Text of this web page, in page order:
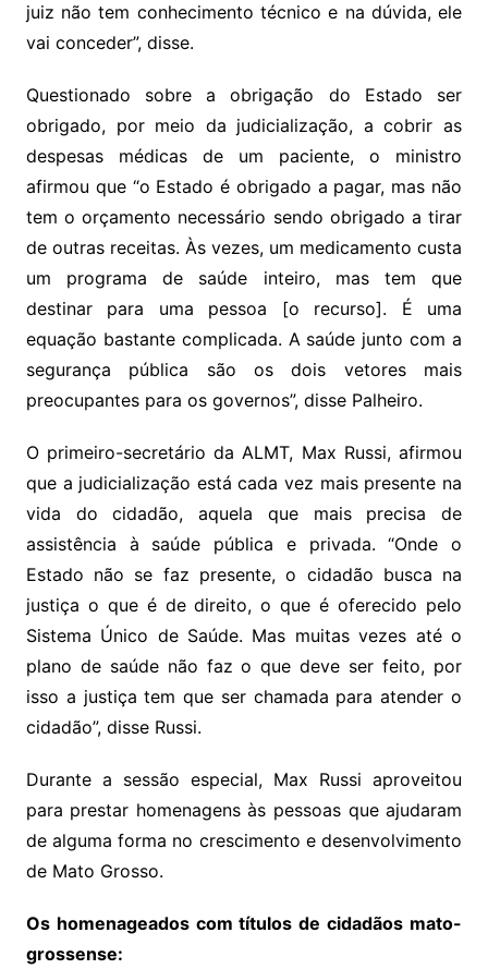
juiz não tem conhecimento técnico e na dúvida, ele
vai conceder”, disse.
Questionado sobre a obrigação do Estado ser
obrigado, por meio da judicialização, a cobrir as
despesas médicas de um paciente, o ministro
afirmou que “o Estado é obrigado a pagar, mas não
tem o orçamento necessário sendo obrigado a tirar
de outras receitas. Às vezes, um medicamento custa
um programa de saúde inteiro, mas tem que
destinar para uma pessoa [o recurso]. É uma
equação bastante complicada. A saúde junto com a
segurança pública são os dois vetores mais
preocupantes para os governos”, disse Palheiro.
O primeiro-secretário da ALMT, Max Russi, afirmou
que a judicialização está cada vez mais presente na
vida do cidadão, aquela que mais precisa de
assistência à saúde pública e privada. “Onde o
Estado não se faz presente, o cidadão busca na
justiça o que é de direito, o que é oferecido pelo
Sistema Único de Saúde. Mas muitas vezes até o
plano de saúde não faz o que deve ser feito, por
isso a justiça tem que ser chamada para atender o
cidadão”, disse Russi.
Durante a sessão especial, Max Russi aproveitou
para prestar homenagens às pessoas que ajudaram
de alguma forma no crescimento e desenvolvimento
de Mato Grosso.
Os homenageados com títulos de cidadãos mato-
grossense: